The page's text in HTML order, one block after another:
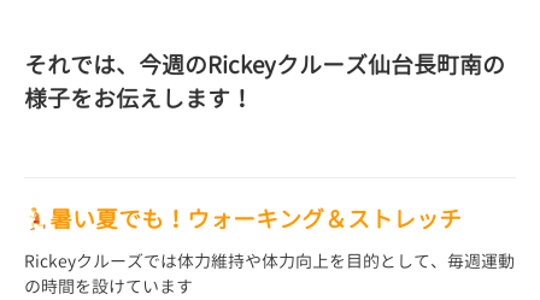
それでは、今週のRickeyクルーズ仙台長町南の
様子をお伝えします！
暑い夏でも！ウォーキング＆ストレッチ
Rickeyクルーズでは体力維持や体力向上を目的として、毎週運動
の時間を設けています